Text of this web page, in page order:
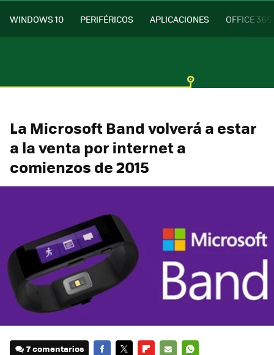
WINDOWS 10 PERIFÉRICOS APLICACIONES OFFICE 365
La Microsoft Band volverá a estar
a la venta por internet a
comienzos de 2015
7 comentarios